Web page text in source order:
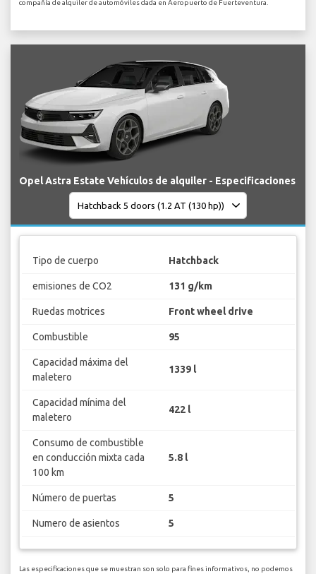
compañía de alquiler de automóviles dada en Aeropuerto de Fuerteventura.
Opel Astra Estate Vehículos de alquiler - Especificaciones
Tipo de cuerpo Hatchback
emisiones de CO2 131 g/km
Ruedas motrices Front wheel drive
Combustible 95
Capacidad máxima del
maletero
1339 l
Capacidad mínima del
maletero
422 l
Consumo de combustible
en conducción mixta cada
100 km
5.8 l
Número de puertas 5
Numero de asientos 5
Las especificaciones que se muestran son solo para fines informativos, no podemos